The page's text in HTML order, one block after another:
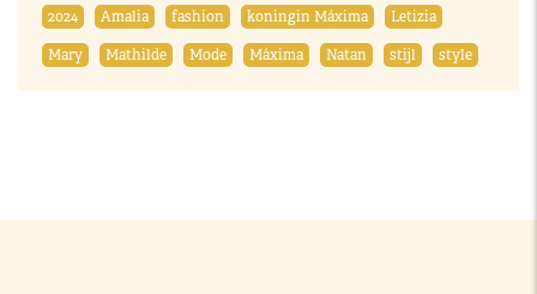
2024 Amalia fashion koningin Máxima
Letizia
Mary
Mathilde Mode Máxima Natan stijl style